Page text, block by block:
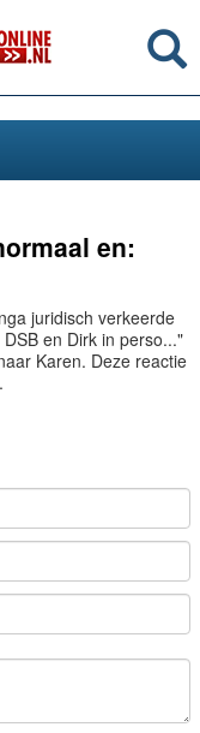
en:
juridisch verkeerde
en Dirk in perso..."
Karen. Deze reactie